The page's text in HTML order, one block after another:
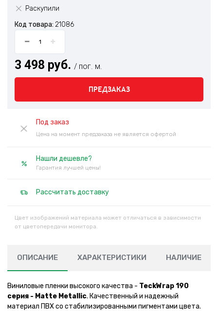
Раскупили
Код товара: 21086
3 498 руб. / пог. м.
ПРЕДЗАКАЗ
Под заказ
Цена на момент предзаказа не является офертой
Нашли дешевле?
Гарантия лучшей цены!
Рассчитать доставку
Цвет изображений материала может отличаться в зависимости
от цветопередачи монитора.
ОПИСАНИЕ ХАРАКТЕРИСТИКИ НАЛИЧИЕ
Виниловые пленки высокого качества - TeckWrap 190
серия - Matte Metallic. Качественный и надежный
материал ПВХ со стабилизированными пигментами цвета.